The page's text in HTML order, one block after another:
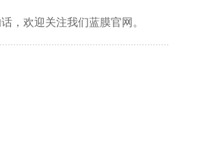
，欢迎关注我们蓝膜官网。